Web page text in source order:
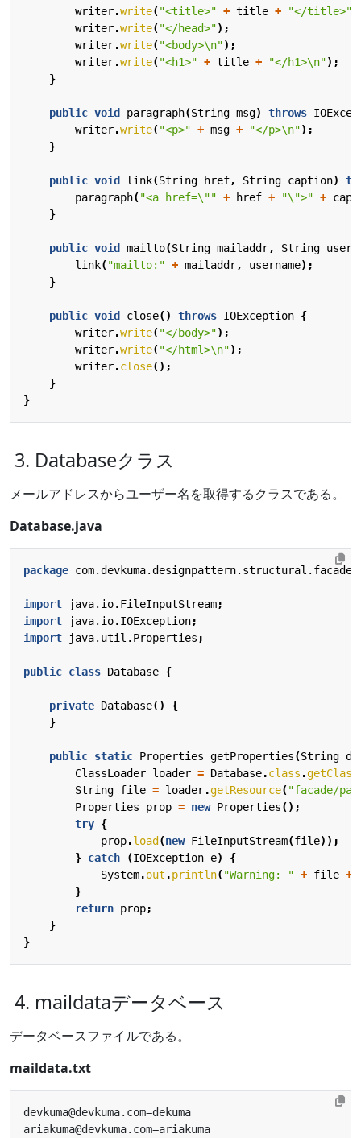
writer.write("<title>" + title + "</title>"
writer.write("</head>");
writer.write("<body>\n");
writer.write("<h1>" + title + "</h1>\n");
}
public void paragraph(String msg) throws
writer.write("<p>" + msg + "</p>\n");
}
public void link(String href, String caption)
paragraph("<a href=\"" + href + "\">" +
}
public void mailto(String mailaddr, String
link("mailto:" + mailaddr, username);
}
public void close() throws IOException {
writer.write("</body>");
writer.write("</html>\n");
writer.close();
}
}
3. Databaseクラス
メールアドレスからユーザー名を取得するクラスである。
Database.java
package
import java.io.FileInputStream;
import
java.io.IOException;
import
java.util.Properties ;
public class Database {
private Database()
{
}
public static Properties getProperties(String
ClassLoader loader = Database.class .
String file = loader.getResource("facade/
Properties
prop = new Properties();
try {
prop.load (new FileInputStream(file));
} catch (IOException e)
{
System.out .println("Warning: " + file +
}
return prop;
}
}
4. maildataデータベース
データベースファイルである。
maildata.txt